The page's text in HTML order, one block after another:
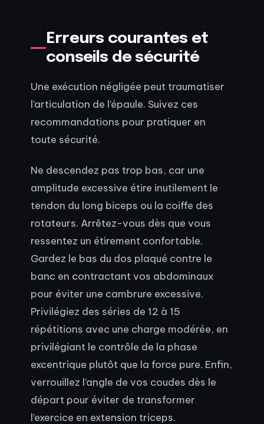
Erreurs courantes et
conseils de sécurité
Une exécution négligée peut traumatiser
l’articulation de l’épaule. Suivez ces
recommandations pour pratiquer en
toute sécurité.
Ne descendez pas trop bas, car une
amplitude excessive étire inutilement le
tendon du long biceps ou la coiffe des
rotateurs. Arrêtez-vous dès que vous
ressentez un étirement confortable.
Gardez le bas du dos plaqué contre le
banc en contractant vos abdominaux
pour éviter une cambrure excessive.
Privilégiez des séries de 12 à 15
répétitions avec une charge modérée, en
privilégiant le contrôle de la phase
excentrique plutôt que la force pure. Enfin,
verrouillez l’angle de vos coudes dès le
départ pour éviter de transformer
l’exercice en extension triceps.